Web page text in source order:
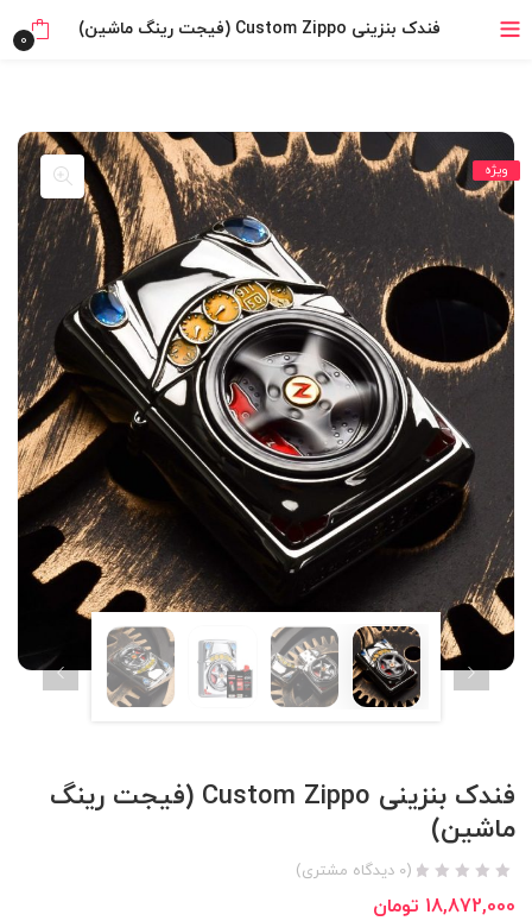
خرید قسطی با ترب‌پی فندک بنزینی Custom Zippo (فیجت رینگ ماشین) 0
ویژه
فندک بنزینی Custom Zippo (فیجت رینگ
ماشین)
(
0 دیدگاه مشتری)
18,872,000 تومان